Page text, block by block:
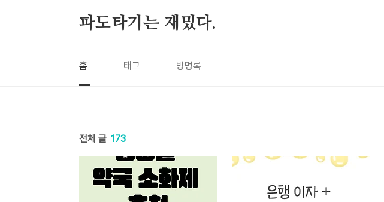
파도타기는 재밌다.
홈 태그 방명록
전체 글 173